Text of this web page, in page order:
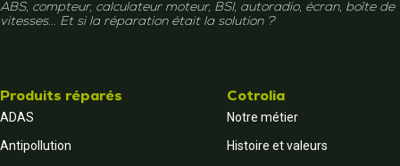
ABS, compteur, calculateur moteur, BSI, autoradio, écran, boîte de
vitesses... Et si la réparation était la solution ?
Produits réparés
ADAS
Antipollution
Cotrolia
Notre métier
Histoire et valeurs